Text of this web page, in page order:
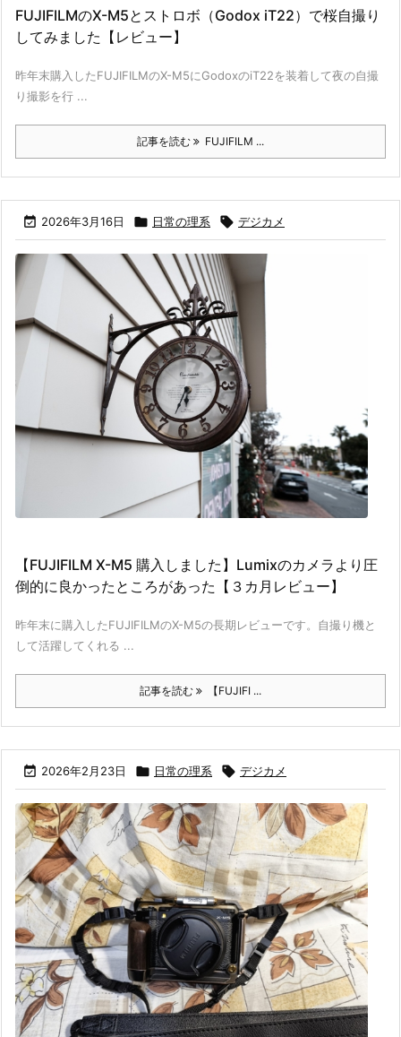
FUJIFILMのX-M5とストロボ（Godox iT22）で桜自撮り
してみました【レビュー】
昨年末購入したFUJIFILMのX-M5にGodoxのiT22を装着して夜の自撮
り撮影を行 ...
記事を読む FUJIFILM ...
 2026年3月16日  日常の理系  デジカメ
【FUJIFILM X-M5 購入しました】Lumixのカメラより圧
倒的に良かったところがあった【３カ月レビュー】
昨年末に購入したFUJIFILMのX-M5の長期レビューです。自撮り機と
して活躍してくれる ...
記事を読む 【FUJIFI ...
 2026年2月23日  日常の理系  デジカメ